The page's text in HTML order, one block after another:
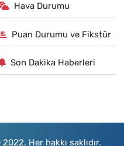
Hava Durumu
Puan Durumu ve Fikstür
Son Dakika Haberleri
Her hakkı saklıdır.